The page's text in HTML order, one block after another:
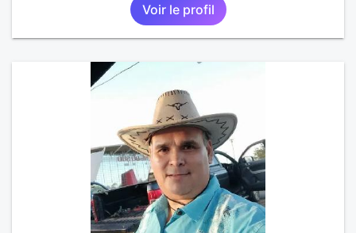
Voir le profil